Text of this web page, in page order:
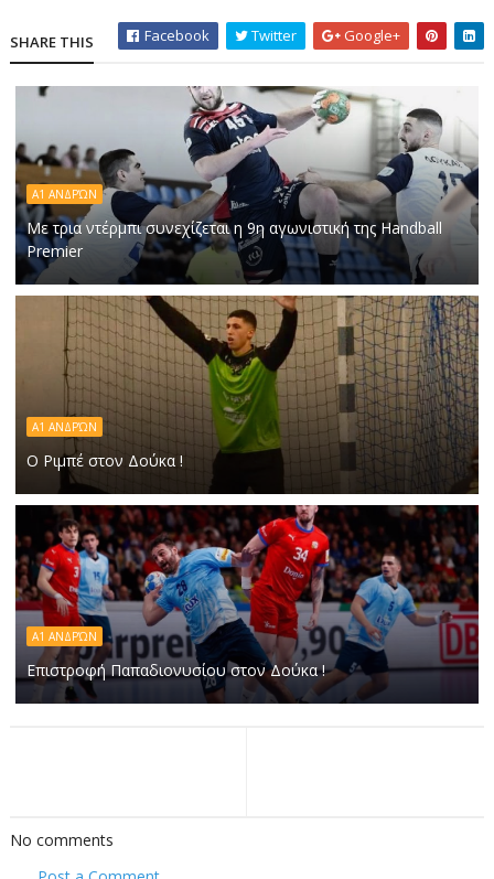
SHARE THIS Facebook Twitter Google+
A1 ΑΝΔΡΏΝ
Με τρια ντέρμπι συνεχίζεται η 9η αγωνιστική της Handball
Premier
Α1 ΑΝΔΡΏΝ
Ο Ριμπέ στον Δούκα !
Α1 ΑΝΔΡΏΝ
Επιστροφή Παπαδιονυσίου στον Δούκα !
No comments